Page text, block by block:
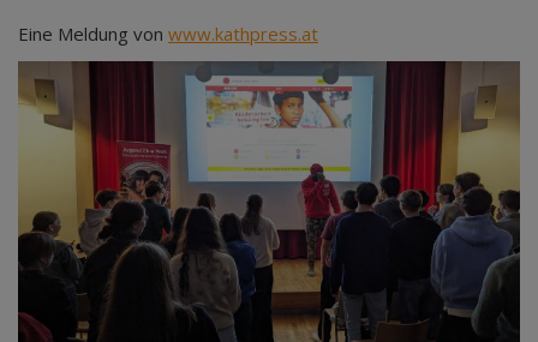
Eine Meldung von www.kathpress.at